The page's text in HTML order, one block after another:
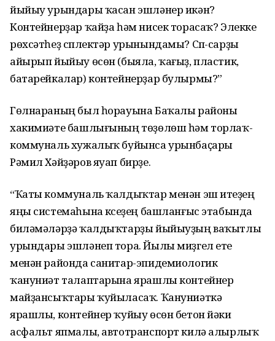
йыйыу урындары ҡасан эшләнер икән?
Контейнерҙар ҡайҙа һәм нисек торасаҡ? Элекке
рөхсәтһеҙ сүплектәр урынындамы? Сүп-сарҙы
айырып йыйыу өсөн (быяла, ҡағыҙ, пластик,
батарейкалар) контейнерҙар булырмы?”
Гөлнараның был һорауына Баҡалы районы
хакимиәте башлығының төҙөлөш һәм торлаҡ-
коммуналь хужалыҡ буйынса урынбаҫары
Рәмил Хәйҙәров яуап бирҙе.
“Ҡаты коммуналь ҡалдыҡтар менән эш итеүҙең
яңы системаһына күсеүҙең башланғыс этабында
биләмәләрҙә ҡалдыҡтарҙы йыйыуҙың ваҡытлы
урындары эшләнеп тора. Йылы миҙгел етеү
менән районда санитар-эпидемиологик
ҡануниәт талаптарына ярашлы контейнер
майҙансыҡтары ҡуйыласаҡ. Ҡануниәткә
ярашлы, контейнер ҡуйыу өсөн бетон йәки
асфальт япмалы, автотранспорт килә алырлыҡ